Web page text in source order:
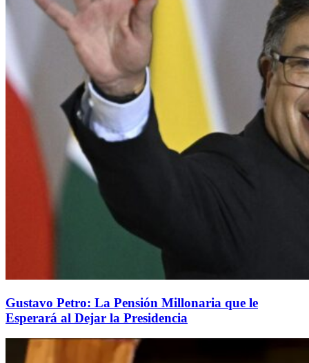
Gustavo Petro: La Pensión Millonaria que le
Esperará al Dejar la Presidencia